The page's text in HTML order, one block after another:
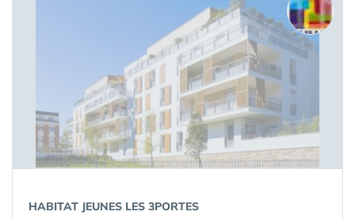
HABITAT JEUNES LES 3PORTES